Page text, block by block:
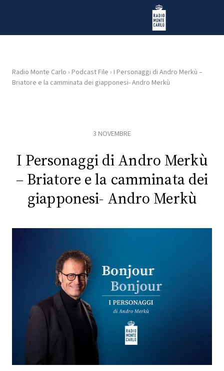
Radio Monte Carlo
HOME
RADIO
PLAYLIST
CONCORSI
EVENTI
TV
Radio Monte Carlo › Podcast File › I Personaggi di Andro Merkù –
Briatore e la camminata dei giapponesi- Andro Merkù
3 NOVEMBRE
I Personaggi di Andro Merkù
– Briatore e la camminata dei
giapponesi- Andro Merkù